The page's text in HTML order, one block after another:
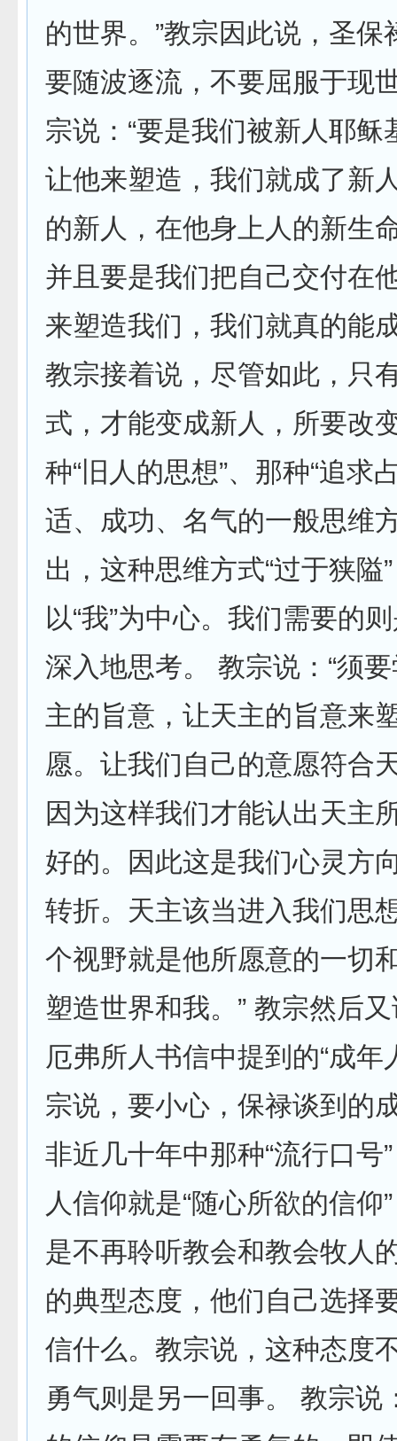
的世界。”教宗因此说，圣保
要随波逐流，不要屈服于现
宗说：“要是我们被新人耶稣
让他来塑造，我们就成了新
的新人，在他身上人的新生
并且要是我们把自己交付在
来塑造我们，我们就真的能
教宗接着说，尽管如此，只
式，才能变成新人，所要改
种“旧人的思想”、那种“追求
适、成功、名气的一般思维
出，这种思维方式“过于狭隘
以“我”为中心。我们需要的
深入地思考。 教宗说：“须
主的旨意，让天主的旨意来
愿。让我们自己的意愿符合
因为这样我们才能认出天主
好的。因此这是我们心灵方
转折。天主该当进入我们思
个视野就是他所愿意的一切
塑造世界和我。” 教宗然后
厄弗所人书信中提到的“成年
宗说，要小心，保禄谈到的
非近几十年中那种“流行口号
人信仰就是“随心所欲的信仰
是不再聆听教会和教会牧人
的典型态度，他们自己选择
信什么。教宗说，这种态度
勇气则是另一回事。 教宗说